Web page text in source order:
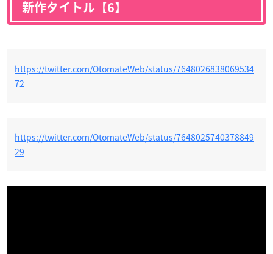
新作タイトル【6】
https://twitter.com/OtomateWeb/status/7648026838069534
72
https://twitter.com/OtomateWeb/status/7648025740378849
29